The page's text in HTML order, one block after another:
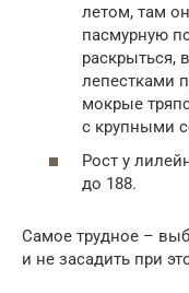
летом, там
пасмурную
раскрыться,
лепестками
мокрые
с крупными
Рост у
до 188.
Самое трудное –
и не засадить при